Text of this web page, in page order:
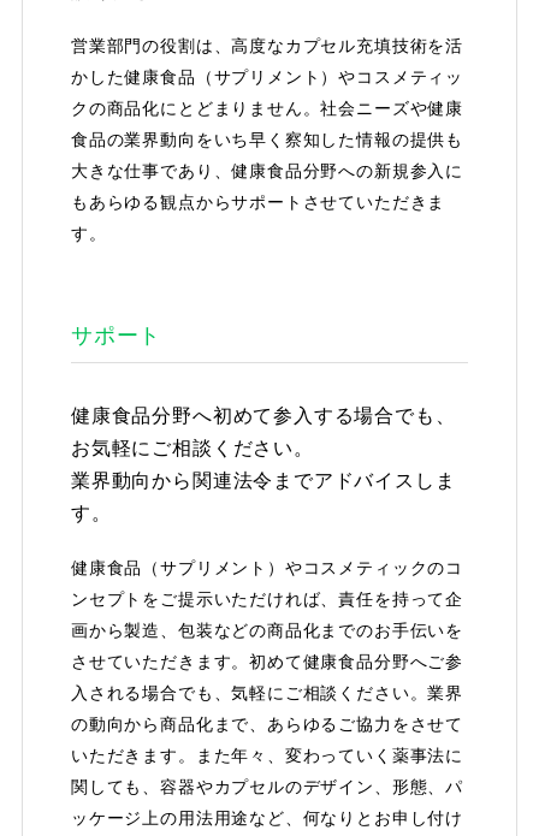
営業部門の役割は、高度なカプセル充填技術を活
かした健康食品（サプリメント）やコスメティッ
クの商品化にとどまりません。社会ニーズや健康
食品の業界動向をいち早く察知した情報の提供も
大きな仕事であり、健康食品分野への新規参入に
もあらゆる観点からサポートさせていただきま
す。
サポート
健康食品分野へ初めて参入する場合でも、
お気軽にご相談ください。
業界動向から関連法令までアドバイスしま
す。
健康食品（サプリメント）やコスメティックのコ
ンセプトをご提示いただければ、責任を持って企
画から製造、包装などの商品化までのお手伝いを
させていただきます。初めて健康食品分野へご参
入される場合でも、気軽にご相談ください。業界
の動向から商品化まで、あらゆるご協力をさせて
いただきます。また年々、変わっていく薬事法に
関しても、容器やカプセルのデザイン、形態、パ
ッケージ上の用法用途など、何なりとお申し付け